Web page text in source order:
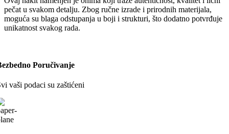
pečat u svakom detalju. Zbog ručne izrade i prirodnih materijala,
moguća su blaga odstupanja u boji i strukturi, što dodatno potvrđuje
unikatnost svakog rada.
Poručivanje
vaši podaci su zaštićeni